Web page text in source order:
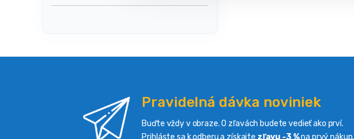
Pravidelná dávka noviniek
Buďte vždy v obraze. O zľavách budete vedieť ako prví.